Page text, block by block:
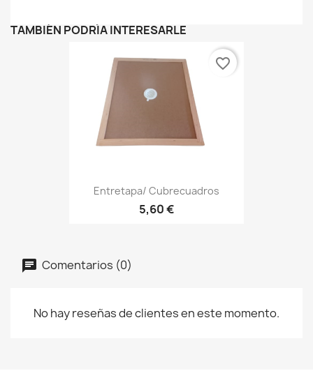
TAMBIÉN PODRÍA INTERESARLE
Entretapa/ Cubrecuadros
5,60 €
favorite_border
Comentarios (0)
No hay reseñas de clientes en este momento.